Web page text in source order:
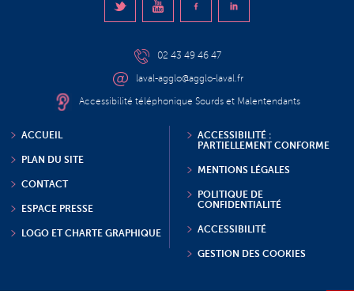
02 43 49 46 47
laval-agglo@agglo-laval.fr
Accessibilité téléphonique Sourds et Malentendants
ACCUEIL
PLAN DU SITE
CONTACT
ESPACE PRESSE
LOGO ET CHARTE GRAPHIQUE
ACCESSIBILITÉ :
PARTIELLEMENT CONFORME
MENTIONS LÉGALES
POLITIQUE DE
CONFIDENTIALITÉ
ACCESSIBILITÉ
GESTION DES COOKIES